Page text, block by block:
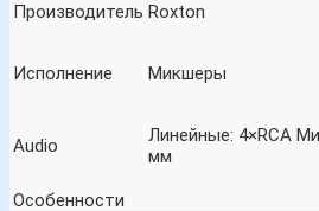
Производитель Roxton
Исполнение Микшеры
Audio
Линейные: 4×RCA
мм
Особенности